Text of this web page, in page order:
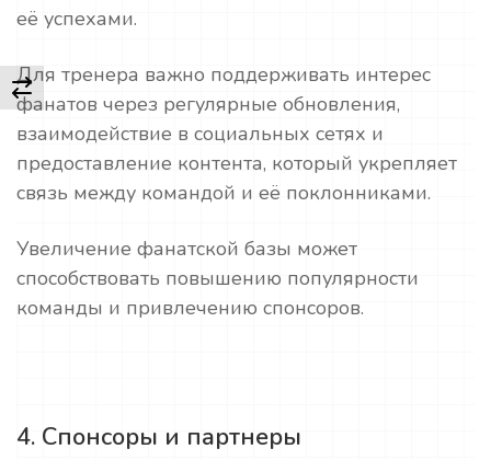
её успехами.
Для тренера важно поддерживать интерес
фанатов через регулярные обновления,
взаимодействие в социальных сетях и
предоставление контента, который укрепляет
связь между командой и её поклонниками.
Увеличение фанатской базы может
способствовать повышению популярности
команды и привлечению спонсоров.
4. Спонсоры и партнеры